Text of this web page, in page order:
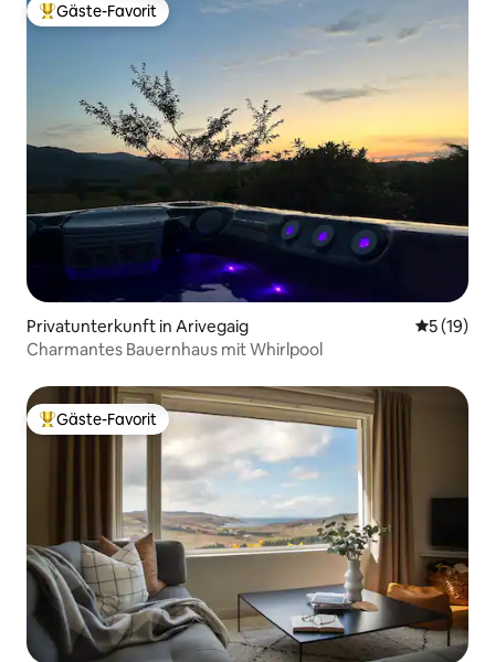
Beliebter Gäste-Favorit.
Gäste-Favorit
Privatunterkunft in Arivegaig
5 (19)
Charmantes Bauernhaus mit Whirlpool
Beliebter Gäste-Favorit.
Gäste-Favorit